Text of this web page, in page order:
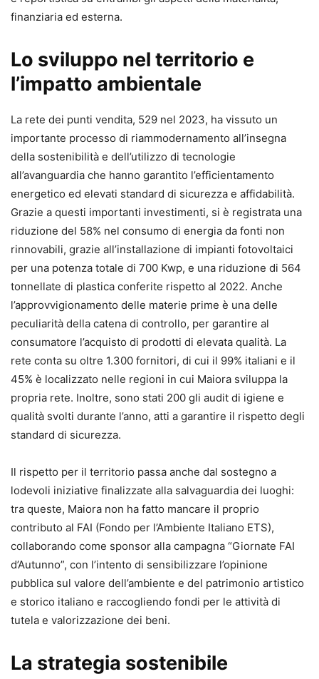
finanziaria ed esterna.
Lo sviluppo nel territorio e
l’impatto ambientale
La rete dei punti vendita, 529 nel 2023, ha vissuto un
importante processo di riammodernamento all’insegna
della sostenibilità e dell’utilizzo di tecnologie
all’avanguardia che hanno garantito l’efficientamento
energetico ed elevati standard di sicurezza e affidabilità.
Grazie a questi importanti investimenti, si è registrata una
riduzione del 58% nel consumo di energia da fonti non
rinnovabili, grazie all’installazione di impianti fotovoltaici
per una potenza totale di 700 Kwp, e una riduzione di 564
tonnellate di plastica conferite rispetto al 2022. Anche
l’approvvigionamento delle materie prime è una delle
peculiarità della catena di controllo, per garantire al
consumatore l’acquisto di prodotti di elevata qualità. La
rete conta su oltre 1.300 fornitori, di cui il 99% italiani e il
45% è localizzato nelle regioni in cui Maiora sviluppa la
propria rete. Inoltre, sono stati 200 gli audit di igiene e
qualità svolti durante l’anno, atti a garantire il rispetto degli
standard di sicurezza.
Il rispetto per il territorio passa anche dal sostegno a
lodevoli iniziative finalizzate alla salvaguardia dei luoghi:
tra queste, Maiora non ha fatto mancare il proprio
contributo al FAI (Fondo per l’Ambiente Italiano ETS),
collaborando come sponsor alla campagna “Giornate FAI
d’Autunno”, con l’intento di sensibilizzare l’opinione
pubblica sul valore dell’ambiente e del patrimonio artistico
e storico italiano e raccogliendo fondi per le attività di
tutela e valorizzazione dei beni.
La strategia sostenibile